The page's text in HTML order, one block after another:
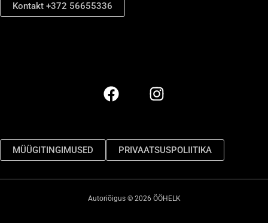
Kontakt +372 56655336
MÜÜGITINGIMUSED PRIVAATSUSPOLIITIKA
Autoriõigus © 2026 ÖÖHELK